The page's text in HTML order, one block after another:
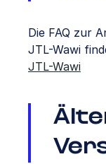
Die FAQ zur
JTL-Wawi
JTL-Wawi